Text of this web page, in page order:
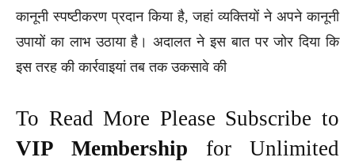
कानूनी स्पष्टीकरण प्रदान किया है, जहां व्यक्तियों ने अपने कानूनी
उपायों का लाभ उठाया है। अदालत ने इस बात पर जोर दिया कि
इस तरह की कार्रवाइयां तब तक उकसावे की
To Read More Please Subscribe to
VIP Membership for Unlimited